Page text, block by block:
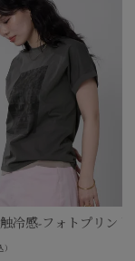
冷感-フォトプリント
）